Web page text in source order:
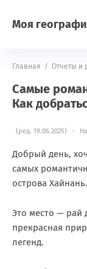
Моя
Главная / Отчеты и
Самые
Как
(ред. 19.06.2025) ·
Добрый день,
самых
острова Хайнань.
Это место — рай
прекрасная
легенд.